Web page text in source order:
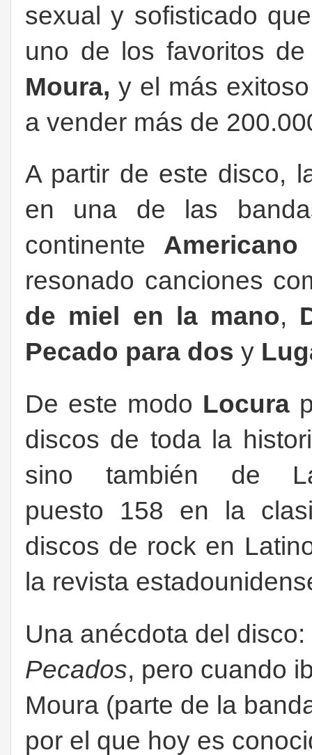
sexual y sofisticado
uno de los favoritos
Moura, y el más
a vender más de
A partir de este disco,
en una de las
continente
resonado canciones
de miel en la mano,
Pecado para dos y
De este modo Locura
discos de toda la
sino también de
puesto 158 en la
discos de rock en
la revista
Una anécdota del
Pecados, pero cuando
Moura (parte de la
por el que hoy es